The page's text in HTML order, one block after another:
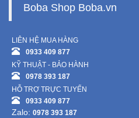
Boba Shop Boba.vn
LIÊN HỆ MUA HÀNG
0933 409 877
KỸ THUẬT - BẢO HÀNH
0978 393 187
HỖ TRỢ TRỰC TUYẾN
0933 409 877
Zalo: 0978 393 187